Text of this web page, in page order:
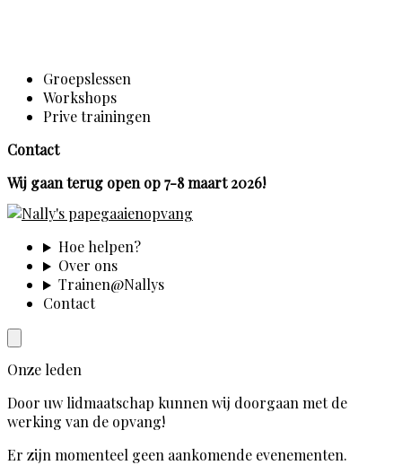
Groepslessen
Workshops
Prive trainingen
Contact
Wij gaan terug open op 7-8 maart 2026!
Hoe helpen?
Over ons
Trainen@Nallys
Contact
Onze leden
Door uw lidmaatschap kunnen wij doorgaan met de
werking van de opvang!
Er zijn momenteel geen aankomende evenementen.